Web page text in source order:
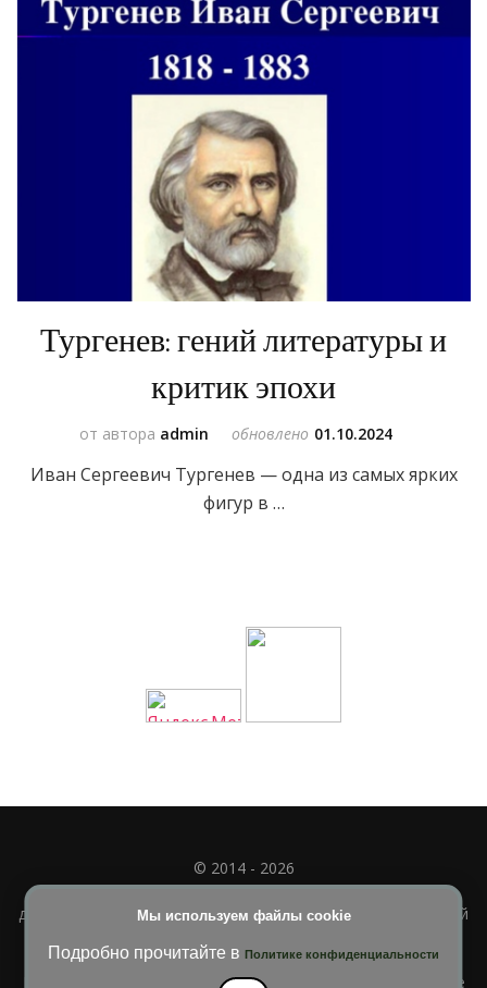
Тургенев: гений литературы и
критик эпохи
от автора admin обновлено 01.10.2024
Иван Сергеевич Тургенев — одна из самых ярких
фигур в …
Мы используем файлы cookie
Подробно прочитайте в Политике конфиденциальности
© 2014 - 2026
Полное или частичное использование материала
допускается только при наличии активной и индексируемой
Blossom Diva | РазработанаТемы Blossom . На платформе